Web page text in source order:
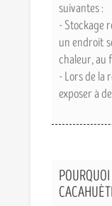
suivantes :
- Stockage
un endroit
chaleur, au
- Lors de la
exposer à